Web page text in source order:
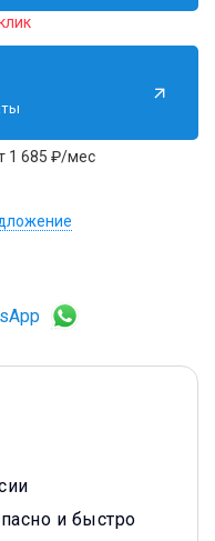
1 685 ₽/мес
и быстро